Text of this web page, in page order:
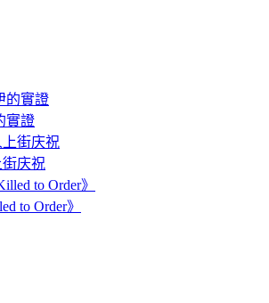
實證
庆祝
to Order》